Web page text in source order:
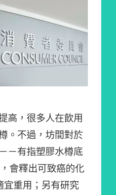
高，很多人在飲用
。不過，坊間對於
－有指塑膠水樽底
會釋出可致癌的化
宜重用；另有研究